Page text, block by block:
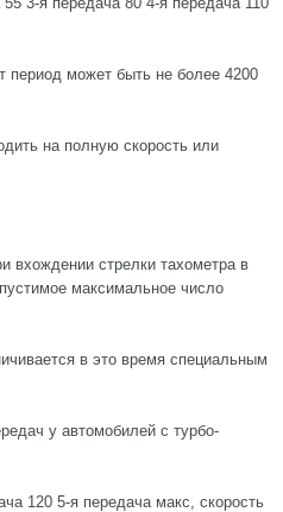
период может быть не более 4200
на полную скорость или
вхождении стрелки тахометра в
максимальное число
в это время специальным
у автомобилей с турбо-
120 5-я передача макс, скорость